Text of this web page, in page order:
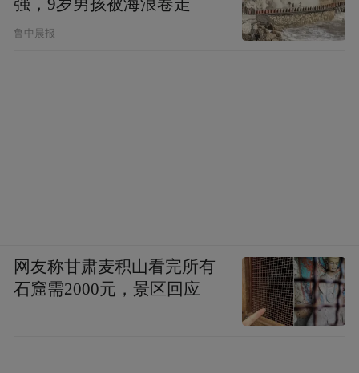
强，9岁男孩被海浪卷走
鲁中晨报
网友称甘肃麦积山看完所有
石窟需2000元，景区回应